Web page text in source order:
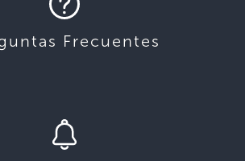
Frecuentes